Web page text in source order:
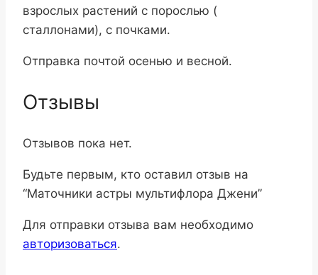
взрослых растений с порослью (
сталлонами), с почками.
Отправка почтой осенью и весной.
Отзывы
Отзывов пока нет.
Будьте первым, кто оставил отзыв на
“Маточники астры мультифлора Джени”
Для отправки отзыва вам необходимо
авторизоваться.